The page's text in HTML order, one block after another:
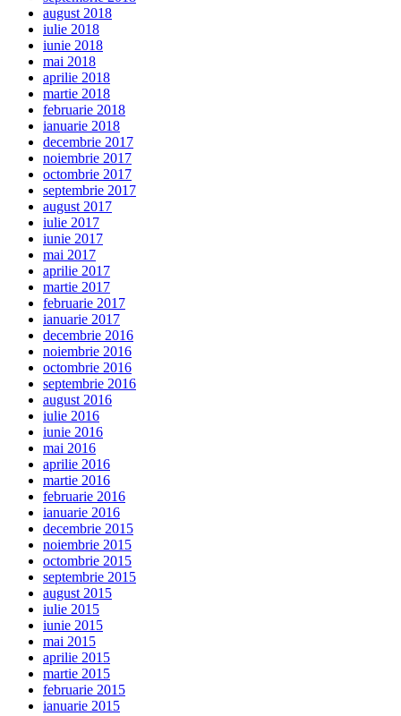
august 2018
iulie 2018
iunie 2018
mai 2018
aprilie 2018
martie 2018
februarie 2018
ianuarie 2018
decembrie 2017
noiembrie 2017
octombrie 2017
septembrie 2017
august 2017
iulie 2017
iunie 2017
mai 2017
aprilie 2017
martie 2017
februarie 2017
ianuarie 2017
decembrie 2016
noiembrie 2016
octombrie 2016
septembrie 2016
august 2016
iulie 2016
iunie 2016
mai 2016
aprilie 2016
martie 2016
februarie 2016
ianuarie 2016
decembrie 2015
noiembrie 2015
octombrie 2015
septembrie 2015
august 2015
iulie 2015
iunie 2015
mai 2015
aprilie 2015
martie 2015
februarie 2015
ianuarie 2015